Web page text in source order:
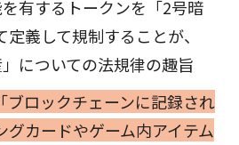
有するトークンを「2号暗
義して規制することが、
」についての法規律の趣旨
「ブロックチェーンに記録され
グカードやゲーム内アイテム